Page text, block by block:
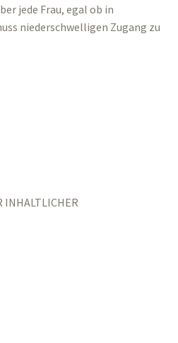
jede Frau, egal ob in
niederschwelligen Zugang zu
INHALTLICHER